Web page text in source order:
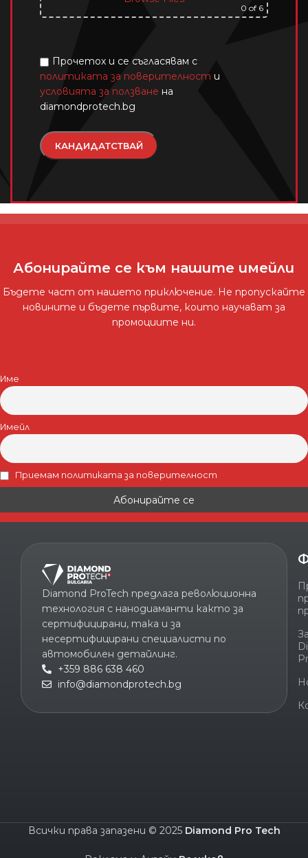
0 of 6
Прочетох и се съгласявам с
политиката за поверителност и
условията за ползване на
diamondprotech.bg
Абонирайте се към нашите имейли
Бъдете част от нашето приключение. Не пропускайте
новините и бъдете първите, които научават за
промоциите ни.
Име
Имейл
Приемам политиката за поверителност
Diamond ProTech предлага революционна
технология с нанодиаманти както за
сертифицирани, така и за
несертифицирани специалисти по
автомобилен детайлинг.
+359 886 638 460
info@diamondprotech.bg
Всички права запазени © 2025 Diamond Pro Tech